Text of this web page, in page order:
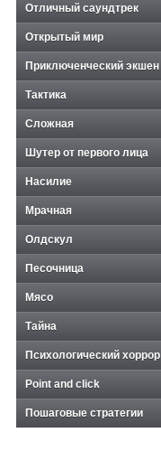
Отличный саундтрек
Открытый мир
Приключенческий экшен
Тактика
Сложная
Шутер от первого лица
Насилие
Мрачная
Олдскул
Песочница
Мясо
Тайна
Психологический хоррор
Point and click
Пошаговые стратегии